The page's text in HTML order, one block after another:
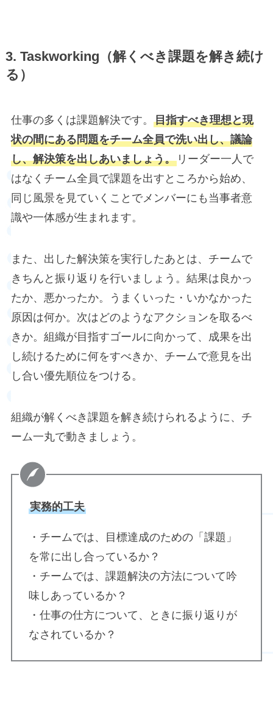
3. Taskworking （解くべき課題を解き続け
る）
仕事の多くは課題解決です。 目指すべき理想と現
状の間にある問題をチーム全員で洗い出し、議論
し、解決策を出しあいましょう。リーダー一人で
はなくチーム全員で課題を出すところから始め、
同じ風景を見ていくことでメンバーにも当事者意
識や一体感が生まれます。
また、出した解決策を実行したあとは、チームで
きちんと振り返りを行いましょう。結果は良かっ
たか、悪かったか。うまくいった・いかなかった
原因は何か。次はどのようなアクションを取るべ
きか。組織が目指すゴールに向かって、成果を出
し続けるために何をすべきか、チームで意見を出
し合い優先順位をつける。
組織が解くべき課題を解き続けられるように、チ
ーム一丸で動きましょう。
実務的工夫
・チームでは、目標達成のための「課題」
を常に出し合っているか？
・チームでは、課題解決の方法について吟
味しあっているか？
・仕事の仕方について、ときに振り返りが
なされているか？